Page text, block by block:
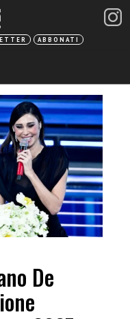
ABBONATI
De